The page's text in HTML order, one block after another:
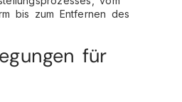
bis zum Entfernen des
für